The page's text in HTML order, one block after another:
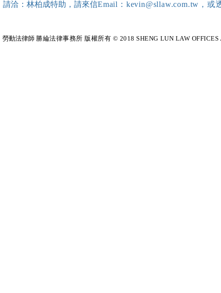
大公開》講師
請洽：林柏成特助 ，請來信Email：kevin@sllaw.com.tw，
勞動法律師​ 勝綸法律事務所 版權所有 © 2018 SHENG LUN LAW